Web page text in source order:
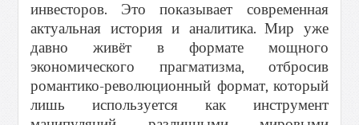
инвесторов. Это показывает современная
актуальная история и аналитика. Мир уже
давно живёт в формате мощного
экономического прагматизма, отбросив
романтико-революционный формат, который
лишь используется как инструмент